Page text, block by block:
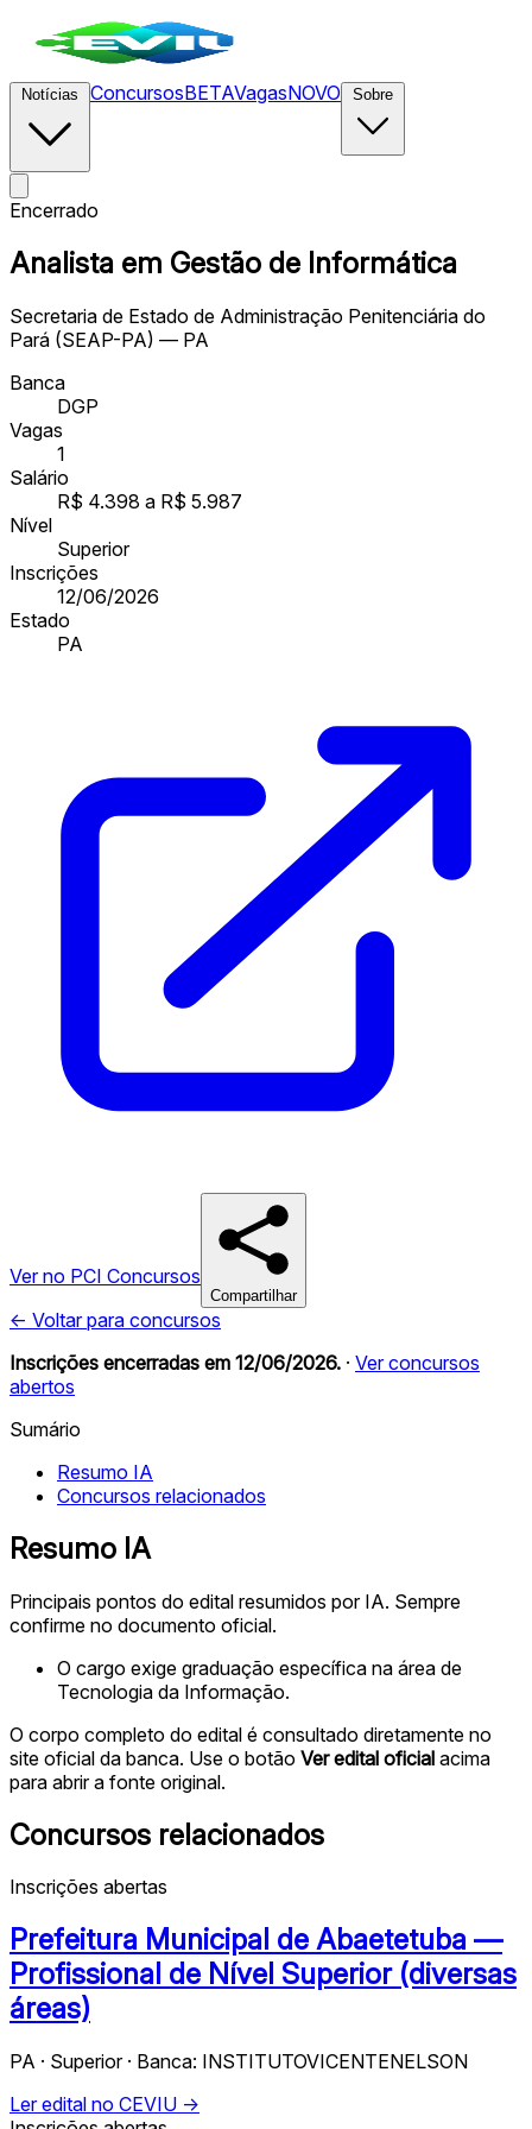
ConcursosBETAVagasNOVO
Encerrado
Analista em Gestão de Informática
Secretaria de Estado de Administração Penitenciária do
Pará (SEAP-PA) — PA
Banca
DGP
Vagas
1
Salário
R$ 4.398 a R$ 5.987
Nível
Superior
Inscrições
12/06/2026
Estado
PA
Ver no PCI Concursos
Compartilhar
← Voltar para concursos
Inscrições encerradas em 12/06/2026. · Ver concursos
abertos
Sumário
Resumo IA
Concursos relacionados
Resumo IA
Principais pontos do edital resumidos por IA. Sempre
confirme no documento oficial.
O cargo exige graduação específica na área de
Tecnologia da Informação.
O corpo completo do edital é consultado diretamente no
site oficial da banca. Use o botão Ver edital oficial acima
para abrir a fonte original.
Concursos relacionados
Inscrições abertas
Prefeitura Municipal de Abaetetuba —
Profissional de Nível Superior (diversas
áreas)
PA · Superior · Banca: INSTITUTOVICENTENELSON
Ler edital no CEVIU →